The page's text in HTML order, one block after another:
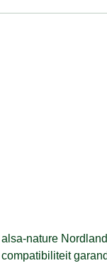
alsa-nature
compatibiliteit